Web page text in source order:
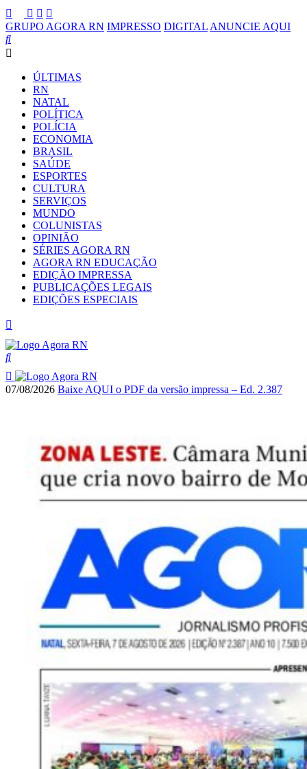
GRUPO AGORA RN IMPRESSO DIGITAL ANUNCIE AQUI
ÚLTIMAS
RN
NATAL
POLÍTICA
POLÍCIA
ECONOMIA
BRASIL
SAÚDE
ESPORTES
CULTURA
SERVIÇOS
MUNDO
COLUNISTAS
OPINIÃO
SÉRIES AGORA RN
AGORA RN EDUCAÇÃO
EDIÇÃO IMPRESSA
PUBLICAÇÕES LEGAIS
EDIÇÕES ESPECIAIS
07/08/2026 Baixe AQUI o PDF da versão impressa – Ed. 2.387